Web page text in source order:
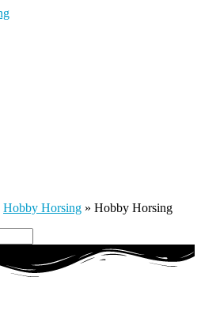
Hobby Horsing » Hobby Horsing